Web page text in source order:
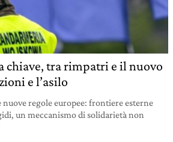
chiave, tra rimpatri e il nuovo
e l’asilo
nuove regole europee: frontiere esterne
un meccanismo di solidarietà non